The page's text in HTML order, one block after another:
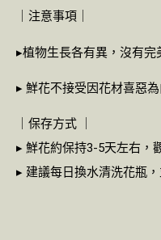
｜注意事項｜
▸植物生長各有異，沒有完
▸ 鮮花不接受因花材喜惡
｜保存方式 ｜
▸ 鮮花約保持3-5天左右，
▸ 建議每日換水清洗花瓶，